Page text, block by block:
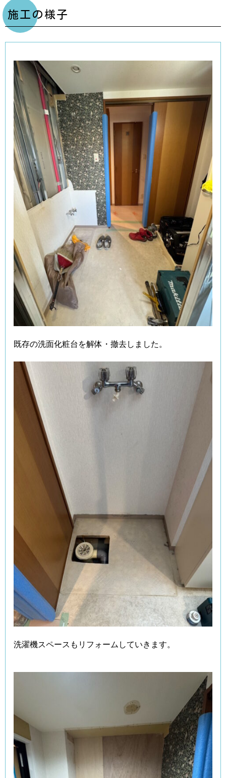
施工の様子
既存の洗面化粧台を解体・撤去しました。
洗濯機スペースもリフォームしていきます。